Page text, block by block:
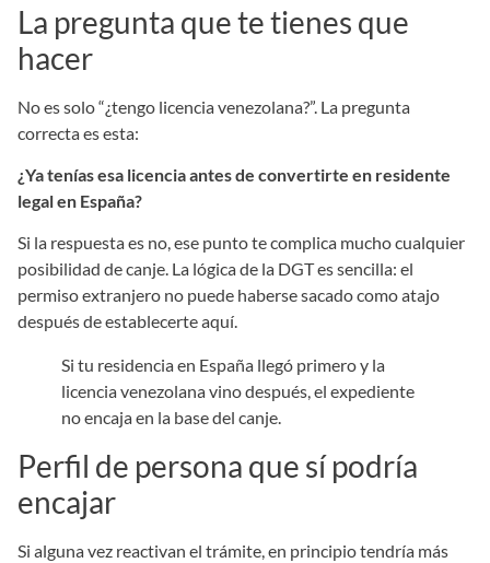
La pregunta que te tienes que
hacer
No es solo “¿tengo licencia venezolana?”. La pregunta
correcta es esta:
¿Ya tenías esa licencia antes de convertirte en residente
legal en España?
Si la respuesta es no, ese punto te complica mucho cualquier
posibilidad de canje. La lógica de la DGT es sencilla: el
permiso extranjero no puede haberse sacado como atajo
después de establecerte aquí.
Si tu residencia en España llegó primero y la
licencia venezolana vino después, el expediente
no encaja en la base del canje.
Perfil de persona que sí podría
encajar
Si alguna vez reactivan el trámite, en principio tendría más